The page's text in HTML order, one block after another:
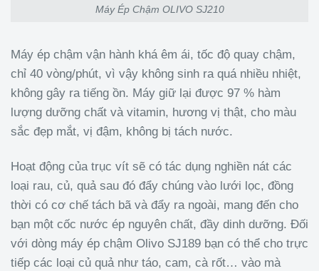
Máy Ép Chậm OLIVO SJ210
Máy ép chậm vận hành khá êm ái, tốc độ quay chậm,
chỉ 40 vòng/phút, vì vậy không sinh ra quá nhiều nhiệt,
không gây ra tiếng ồn. Máy giữ lại được 97 % hàm
lượng dưỡng chất và vitamin, hương vị thật, cho màu
sắc đẹp mắt, vị đậm, không bị tách nước.
Hoạt động của trục vít sẽ có tác dụng nghiền nát các
loại rau, củ, quả sau đó đẩy chúng vào lưới lọc, đồng
thời có cơ chế tách bã và đẩy ra ngoài, mang đến cho
bạn một cốc nước ép nguyên chất, đầy dinh dưỡng. Đối
với dòng máy ép chậm Olivo SJ189 bạn có thể cho trực
tiếp các loại củ quả như táo, cam, cà rốt… vào mà